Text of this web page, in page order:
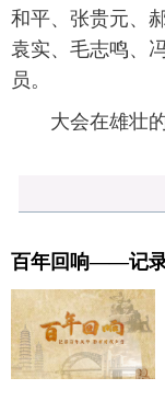
和平、张贵元、
袁实、毛志鸣、
员。
大会在雄壮的
百年回响——记录